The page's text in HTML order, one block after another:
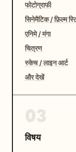
फोटोग्राफी
सिनेमैटिक / फ़िल्म
एनिमे / मंगा
चित्रण
स्केच / लाइन आर्ट
और देखें
विषय